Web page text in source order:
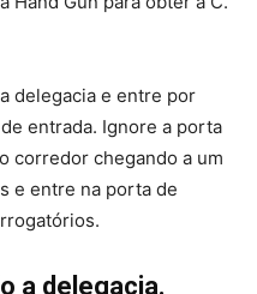
delegacia e entre por
entrada. Ignore a porta
corredor chegando a um
e entre na porta de
a delegacia.